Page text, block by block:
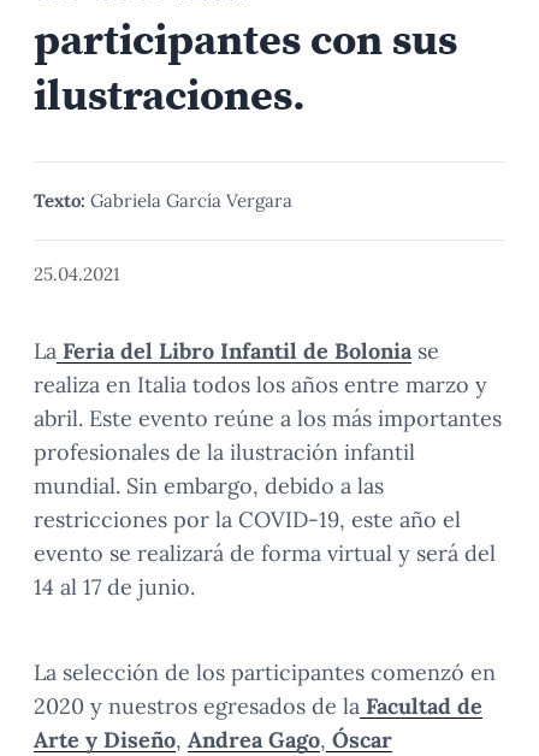
participantes con sus
ilustraciones.
Texto: Gabriela García Vergara
25.04.2021
La Feria del Libro Infantil de Boloniase
realiza en Italia todos los años entre marzo y
abril. Este evento reúne a los más importantes
profesionales de la ilustración infantil
mundial. Sin embargo, debido a las
restricciones por la COVID-19, este año el
evento se realizará de forma virtual y será del
14 al 17 de junio.
La selección de los participantes comenzó en
2020 y nuestros egresados de la Facultad de
Arte y Diseño, Andrea Gago, Óscar